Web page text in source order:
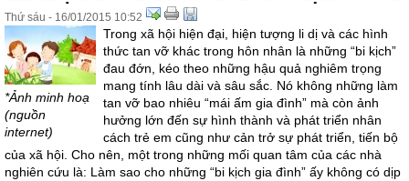
Thứ sáu - 16/01/2015 10:52
*Ảnh minh hoạ
(nguồn
internet)
Trong xã hội hiện đại, hiện tượng li dị và các hình
thức tan vỡ khác trong hôn nhân là những “bi kịch”
đau đớn, kéo theo những hậu quả nghiêm trọng
mang tính lâu dài và sâu sắc. Nó không những làm
tan vỡ bao nhiêu “mái ấm gia đình” mà còn ảnh
hưởng lớn đến sự hình thành và phát triển nhân
cách trẻ em cũng như cản trở sự phát triển, tiến bộ
của xã hội. Cho nên, một trong những mối quan tâm của các nhà
nghiên cứu là: Làm sao cho những “bi kịch gia đình” ấy không có dịp